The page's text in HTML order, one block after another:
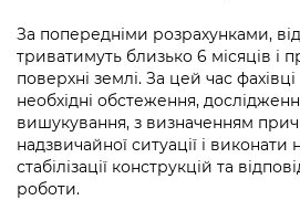
За попередніми розрахунками,
триватимуть близько 6 місяців і
поверхні землі. За цей час
необхідні обстеження,
вишукування, з визначенням
надзвичайної ситуації і виконати
стабілізації конструкцій та
роботи.